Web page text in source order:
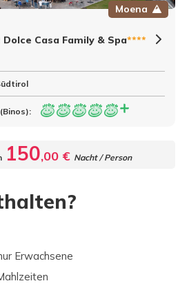
Moena
Casa Family & Spa****
Erwachsene
150,00 € Nacht / Person